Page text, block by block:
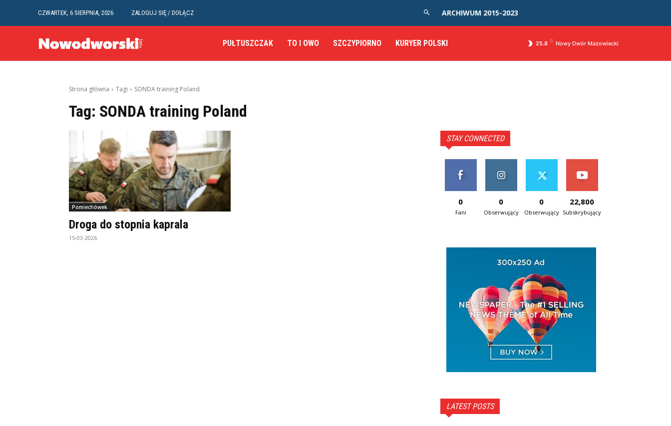
CZWARTEK, 6 SIERPNIA, 2026 ZALOGUJ SIĘ / DOŁĄCZ ARCHIWUM 2015-2023
PUŁTUSZCZAK TO I OWO SZCZYPIORNO KURYER POLSKI 25.8 C Nowy Dwór Mazowiecki
Strona główna Tagi SONDA training Poland
Tag: SONDA training Poland
Pomiechówek
Droga do stopnia kaprala
15-03-2026
STAY CONNECTED
0
Fani
0
Obserwujący
0
Obserwujący
22,800
Subskrybujący
LATEST POSTS